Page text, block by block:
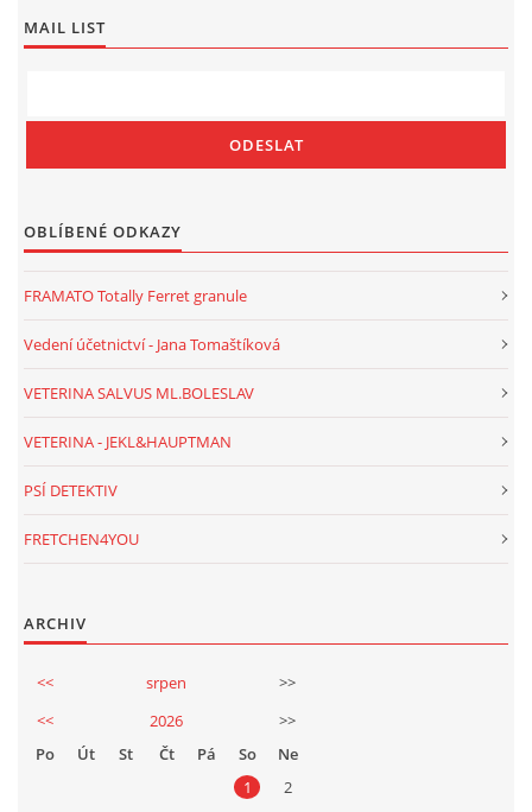
MAIL LIST
OBLÍBENÉ ODKAZY
FRAMATO Totally Ferret granule
Vedení účetnictví - Jana Tomaštíková
VETERINA SALVUS ML.BOLESLAV
VETERINA - JEKL&HAUPTMAN
PSÍ DETEKTIV
FRETCHEN4YOU
ARCHIV
<< srpen
>>
<<
2026
>>
Po
Út St Čt Pá So
Ne
1
2